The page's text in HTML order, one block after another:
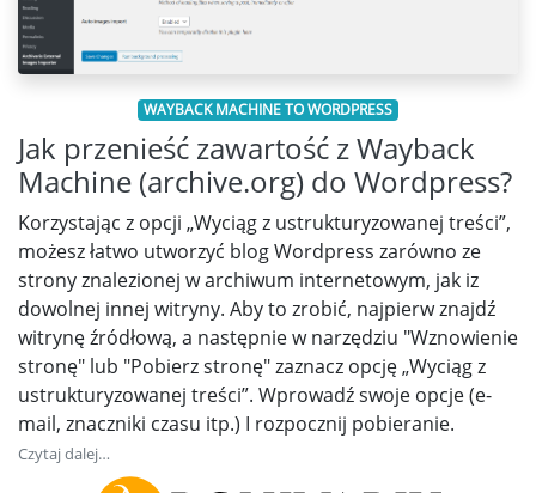
WAYBACK MACHINE TO WORDPRESS
Jak przenieść zawartość z Wayback
Machine (archive.org) do Wordpress?
Korzystając z opcji „Wyciąg z ustrukturyzowanej treści”,
możesz łatwo utworzyć blog Wordpress zarówno ze
strony znalezionej w archiwum internetowym, jak iz
dowolnej innej witryny. Aby to zrobić, najpierw znajdź
witrynę źródłową, a następnie w narzędziu "Wznowienie
stronę" lub "Pobierz stronę" zaznacz opcję „Wyciąg z
ustrukturyzowanej treści”. Wprowadź swoje opcje (e-
mail, znaczniki czasu itp.) I rozpocznij pobieranie.
Czytaj dalej…